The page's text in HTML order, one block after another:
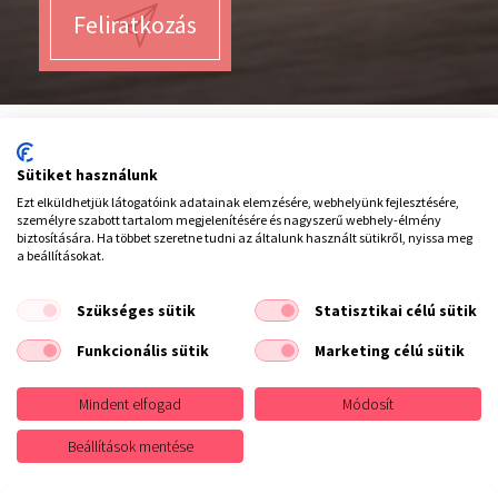
Feliratkozás
20/942 2753
Webáruház használata
Szállítás
Vásárlási fizetési szállítási általános információk
Adatvédelem
Rólunk
Fodrász Márkák
Hajszínskála
ASZF
Sütiket használunk
Ezt elküldhetjük látogatóink adatainak elemzésére, webhelyünk fejlesztésére,
személyre szabott tartalom megjelenítésére és nagyszerű webhely-élmény
biztosítására. Ha többet szeretne tudni az általunk használt sütikről, nyissa meg
a beállításokat.
Szükséges sütik
Statisztikai célú sütik
Funkcionális sütik
Marketing célú sütik
Mindent elfogad Módosít
Beállítások mentése